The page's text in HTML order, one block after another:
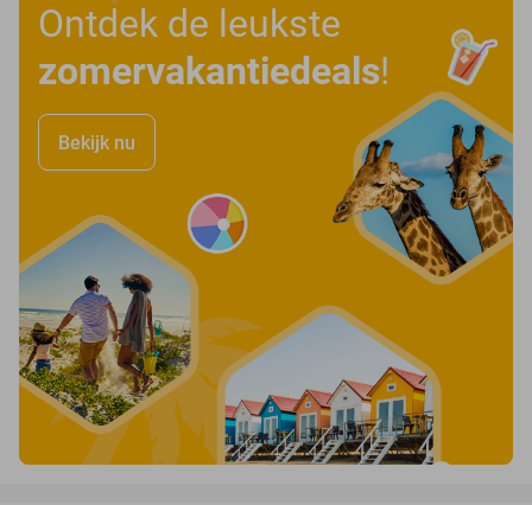
Ontdek de leukste
zomervakantiedeals!
Bekijk nu